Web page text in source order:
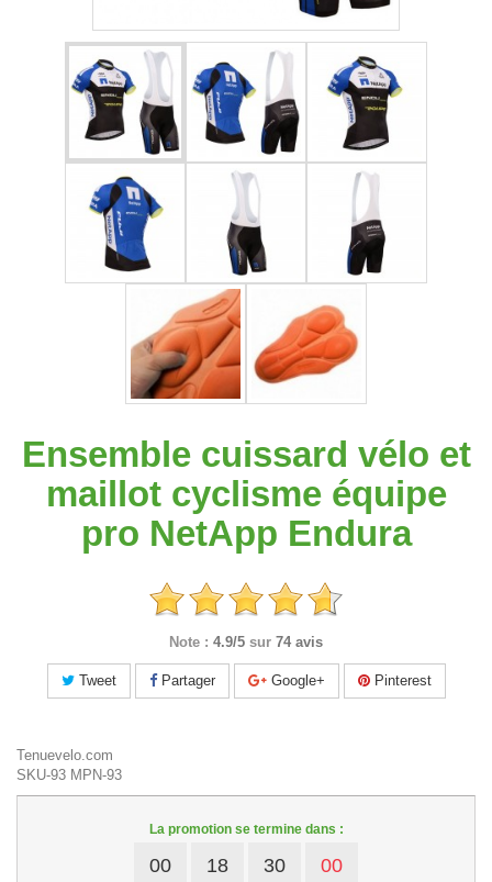
Ensemble cuissard vélo et
maillot cyclisme équipe
pro NetApp Endura
Note : 4.9/5 sur 74 avis
Tweet Partager Google+ Pinterest
Tenuevelo.com
SKU-93 MPN-93
La promotion se termine dans :
00 18 30 00